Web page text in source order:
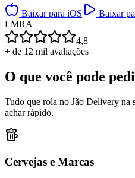
Baixar para iOS
Baixar
LMRA
4,8
+ de 12 mil avaliações
O que você pode
Tudo que rola no Jão Delivery na
achar rápido.
Cervejas e Marcas